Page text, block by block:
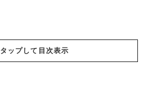
タップして目次表示